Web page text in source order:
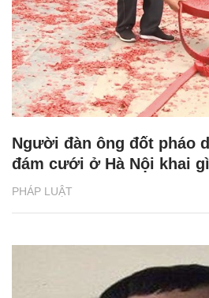
PHÁP LUẬT
Người đàn ông đốt pháo
đám cưới ở Hà Nội khai